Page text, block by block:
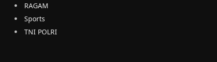
RAGAM
Sports
TNI POLRI